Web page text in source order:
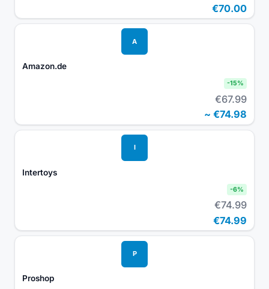
€70.00
A
Amazon.de
-15%
€67.99
~ €74.98
I
Intertoys
-6%
€74.99
€74.99
P
Proshop